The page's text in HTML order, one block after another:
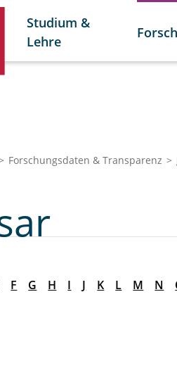
Studium &
Lehre
Forschungsdaten & Transparenz
F G H I J K L M N